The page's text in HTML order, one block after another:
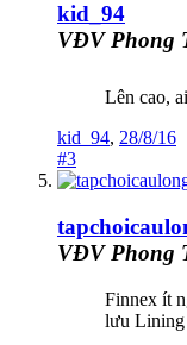
kid_94
VĐV Phong
Lên cao,
kid_94, 28/8/16
#3
VĐV Phong
Finnex ít
lưu Lining